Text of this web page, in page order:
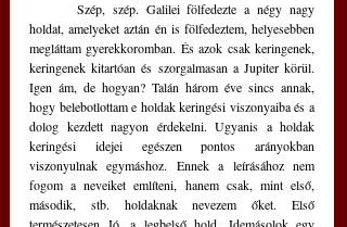
holdat, amelyeket aztán én is fölfedeztem, helyesebben
megláttam gyerekkoromban. És azok csak keringenek,
keringenek kitartóan és szorgalmasan a Jupiter körül.
Igen ám, de hogyan? Talán három éve sincs annak,
hogy belebotlottam e holdak keringési viszonyaiba és a
dolog kezdett nagyon érdekelni. Ugyanis a holdak
keringési idejei egészen pontos arányokban
viszonyulnak egymáshoz. Ennek a leírásához nem
fogom a neveiket említeni, hanem csak, mint első,
második, stb. holdaknak nevezem őket. Első